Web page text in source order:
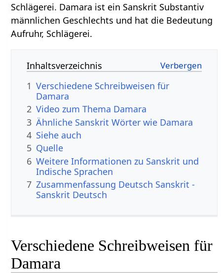
Schlägerei. Damara ist ein Sanskrit Substantiv
männlichen Geschlechts und hat die Bedeutung
Aufruhr, Schlägerei.
Inhaltsverzeichnis
1 Verschiedene Schreibweisen für
Damara
2 Video zum Thema Damara
3 Ähnliche Sanskrit Wörter wie Damara
4 Siehe auch
5 Quelle
6 Weitere Informationen zu Sanskrit und
Indische Sprachen
7 Zusammenfassung Deutsch Sanskrit -
Sanskrit Deutsch
Verschiedene Schreibweisen für
Damara